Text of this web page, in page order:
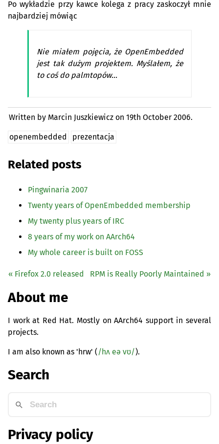
Po wykładzie przy kawce kolega z pracy zaskoczył mnie
najbardziej mówiąc
Nie miałem pojęcia, że OpenEmbedded
jest tak dużym projektem. Myślałem, że
to coś do palmtopów…
Written by Marcin Juszkiewicz on19th October 2006.
openembedded prezentacja
Related posts
Pingwinaria 2007
Twenty years of OpenEmbedded membership
My twenty plus years of IRC
8 years of my work on AArch64
My whole career is built on FOSS
« Firefox 2.0 released RPM is Really Poorly Maintained »
About me
I work at Red Hat. Mostly on AArch64 support in several
projects.
I am also known as 'hrw' (/hʌ eə vʊ/).
Search
Privacy policy